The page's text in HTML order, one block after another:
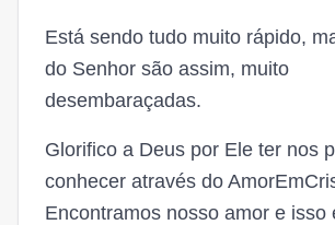
Está sendo tudo muito rápido,
do Senhor são assim, muito
desembaraçadas.
Glorifico a Deus por Ele ter nos
conhecer através do
Encontramos nosso amor e isso